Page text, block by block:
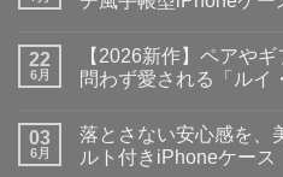
お
♪】
収
＆
デ
ザ
は
り
ま
子・
メ
に
大
人
ト
は
あ
り
ま
22
6月
【2026新作】ペアや
問わず愛される「ルイ
作】
ペ
ア
ン
ト
は
03
6月
落とさない安心感を、
ルト付きiPhoneケース